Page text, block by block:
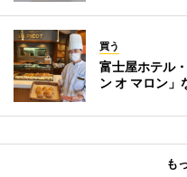
買う
富士屋ホテル
ン オ マロン」
も